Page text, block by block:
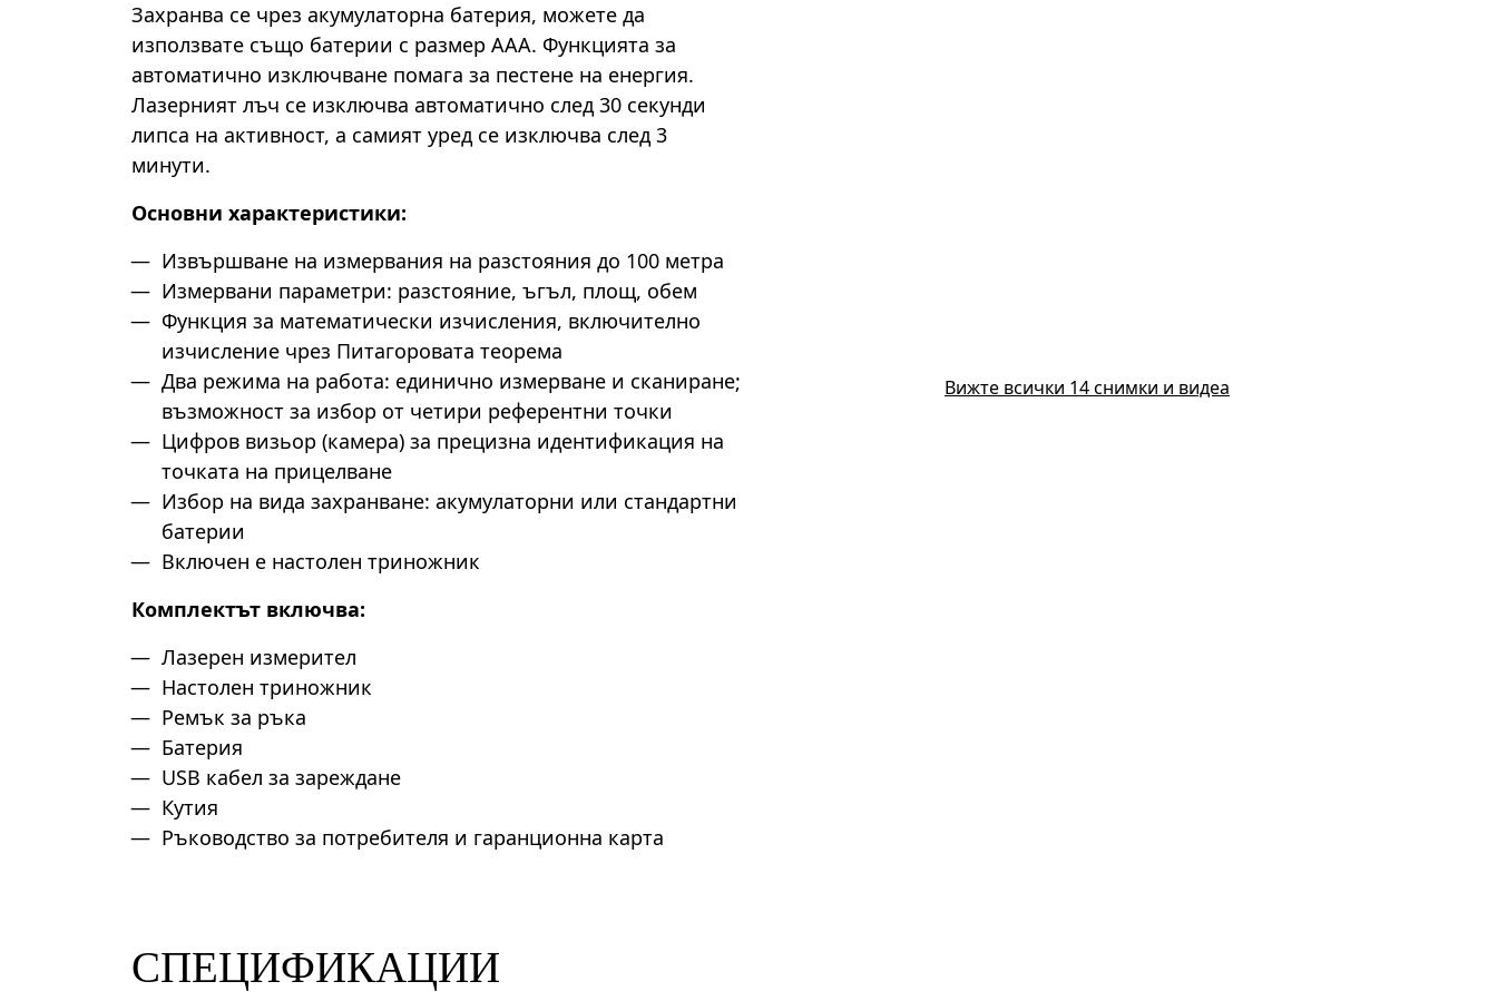
Вижте всички 14 снимки и видеа
Захранва се чрез акумулаторна батерия, можете да
използвате също батерии с размер ААА. Функцията за
автоматично изключване помага за пестене на енергия.
Лазерният лъч се изключва автоматично след 30 секунди
липса на активност, а самият уред се изключва след 3
минути.
Основни характеристики:
Извършване на измервания на разстояния до 100 метра
Измервани параметри: разстояние, ъгъл, площ, обем
Функция за математически изчисления, включително
изчисление чрез Питагоровата теорема
Два режима на работа: единично измерване и сканиране;
възможност за избор от четири референтни точки
Цифров визьор (камера) за прецизна идентификация на
точката на прицелване
Избор на вида захранване: акумулаторни или стандартни
батерии
Включен е настолен триножник
Комплектът включва:
Лазерен измерител
Настолен триножник
Ремък за ръка
Батерия
USB кабел за зареждане
Кутия
Ръководство за потребителя и гаранционна карта
СПЕЦИФИКАЦИИ